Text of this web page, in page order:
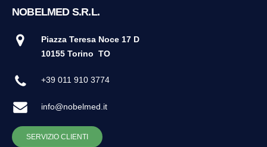
NOBELMED S.R.L.
Piazza Teresa Noce 17 D
10155 Torino TO
+39 011 910 3774
info@nobelmed.it
SERVIZIO CLIENTI